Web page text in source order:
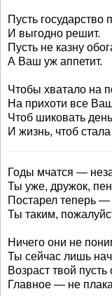
Пусть государство
И выгодно решит.
Пусть не казну
А Ваш уж аппетит.
Чтобы хватало на
На прихоти все
Чтоб шиковать
И жизнь, чтоб
Годы мчатся —
Ты уже, дружок,
Постарел теперь —
Ты таким,
Ничего они не
Ты сейчас лишь
Возраст твой пусть
Главное — не